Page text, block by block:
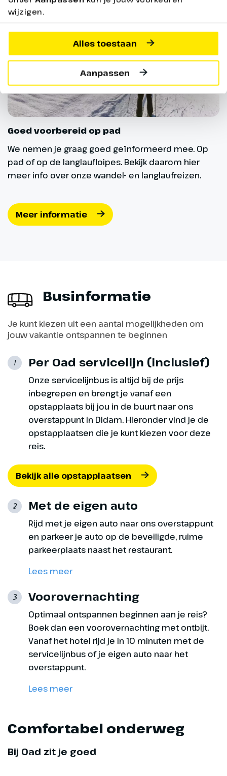
wijzigen.
Alles toestaan
Aanpassen
onderweg kom je helemaal tot
rust van de prachtige natuur.
Geniet van deze laatste actieve
dag in het mooie Oostenrijk.
Dag 8
terug naar Nederland. In Didam
ontvang je nog een warme
Goed voorbereid op pad
We nemen je graag goed geïnformeerd mee. Op
pad of op de langlaufloipes. Bekijk daarom hier
meer info over onze wandel- en langlaufreizen.
Meer informatie
Businformatie
Je kunt kiezen uit een aantal mogelijkheden om
jouw vakantie ontspannen te beginnen
1 Per Oad servicelijn (inclusief)
Onze servicelijnbus is altijd bij de prijs
inbegrepen en brengt je vanaf een
opstapplaats bij jou in de buurt naar ons
overstappunt in Didam. Hieronder vind je de
opstapplaatsen die je kunt kiezen voor deze
reis.
Bekijk alle opstapplaatsen
2 Met de eigen auto
Rijd met je eigen auto naar ons overstappunt
en parkeer je auto op de beveiligde, ruime
parkeerplaats naast het restaurant.
Lees meer
3 Voorovernachting
Optimaal ontspannen beginnen aan je reis?
Boek dan een voorovernachting met ontbijt.
Vanaf het hotel rijd je in 10 minuten met de
servicelijnbus of je eigen auto naar het
overstappunt.
Lees meer
Comfortabel onderweg
Bij Oad zit je goed